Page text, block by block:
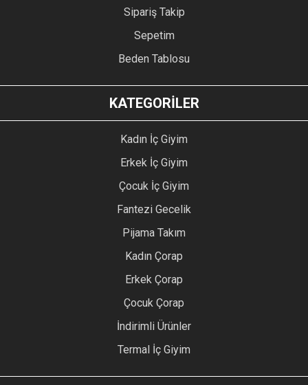
Sipariş Takip
Sepetim
Beden Tablosu
KATEGORİLER
Kadın İç Giyim
Erkek İç Giyim
Çocuk İç Giyim
Fantezi Gecelik
Pijama Takım
Kadın Çorap
Erkek Çorap
Çocuk Çorap
İndirimli Ürünler
Termal İç Giyim